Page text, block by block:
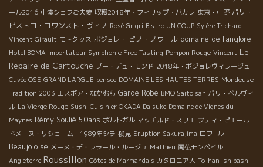
ール2016 中湊シェフご夫妻 収穫2018年・フィリップ・パカレ 東京・中野 パリ・
ビストロ・コワンスト・ヴィノ Rosé Grigri Bistro UN COUP Sylère Trichard
Vincent Girault モトクッス ボジョレ・ ピノ・ノワール domaine de l'anglore
Hotel BOMA Importateur Symphonie Free Tasting Pompon Rouge Vincent Le
Repaire de Cartouche ブー・デュ・モンド 2018年・ボジョレヴィラージュ
Cuvée OSE GRAND LARGUE pensee DOMAINE LES HAUTES TERRES Mondeuse
Tradition 2003 エスポア・なかむら Garde Robe BMO Saito san パリ・ベルヴィ
ル La Vierge Rouge Sushi Cuisinier OKADA Daisuke Domaine de Vignes du
Maynes Rémy Soulié 50ans ポルトガル マッチルド・スリエ プティ・ピエール
ドメーヌ・リショーム 1989年シラ 桜見 Eruption Sakurajima ロワ−ル
Beaujoloise メーヌ・デ・フラール・ルージュ Mathieu 南仏モンペイル
Angleterre Roussillon Côtes de Marmandais カタロニア人 To-han Ishibashi